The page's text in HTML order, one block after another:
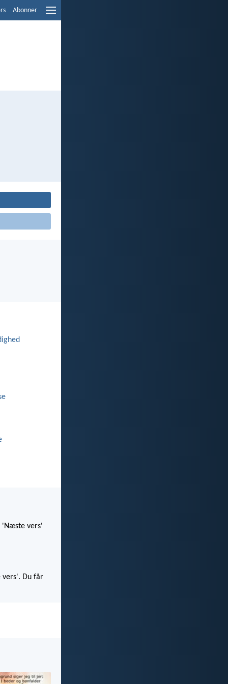
Abonner
'Næste vers'
vers'. Du får